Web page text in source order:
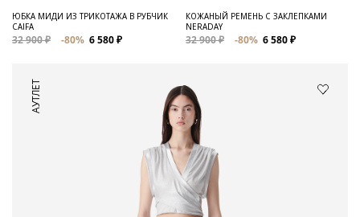
ЮБКА МИДИ ИЗ ТРИКОТАЖА В РУБЧИК
CAIFA
32 900 ₽ -80% 6 580 ₽
КОЖАНЫЙ РЕМЕНЬ С ЗАКЛЕПКАМИ
NERADAY
32 900 ₽ -80% 6 580 ₽
АУТЛЕТ